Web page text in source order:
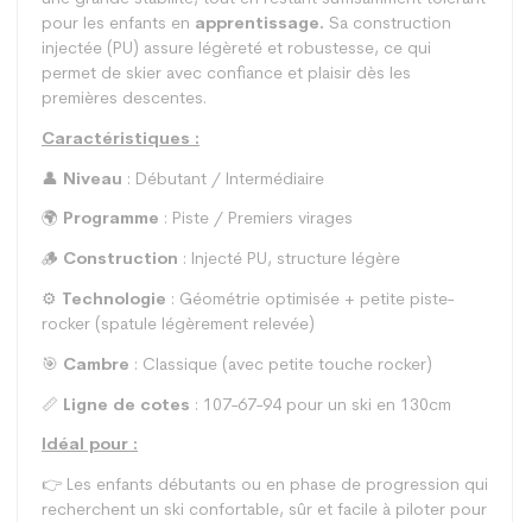
pour les enfants en apprentissage. Sa construction
injectée (PU) assure légèreté et robustesse, ce qui
permet de skier avec confiance et plaisir dès les
premières descentes.
Caractéristiques :
👤 Niveau : Débutant / Intermédiaire
🌍 Programme : Piste / Premiers virages
🪵 Construction : Injecté PU, structure légère
⚙️ Technologie : Géométrie optimisée + petite piste-
rocker (spatule légèrement relevée)
🎯 Cambre : Classique (avec petite touche rocker)
📏 Ligne de cotes : 107-67-94 pour un ski en 130cm
Idéal pour :
👉 Les enfants débutants ou en phase de progression qui
recherchent un ski confortable, sûr et facile à piloter pour